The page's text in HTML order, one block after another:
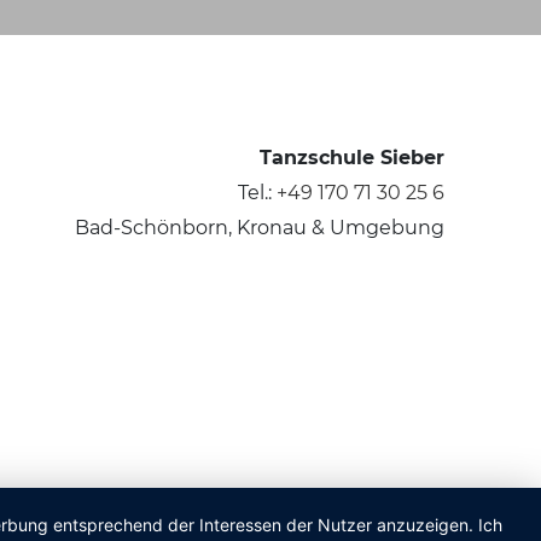
entsprechend der Interessen der Nutzer anzuzeigen. Ich
Tanzschule Sieber
Tel.: +49 170 71 30 25 6
Bad-Schönborn, Kronau & Umgebung